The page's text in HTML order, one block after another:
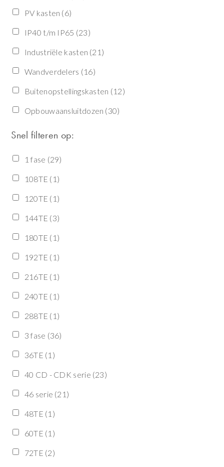
PV kasten (6)
IP40 t/m IP65 (23)
Industriële kasten (21)
Wandverdelers (16)
Buitenopstellingskasten (12)
Opbouwaansluitdozen (30)
Snel filteren op:
1 fase (29)
108TE (1)
120TE (1)
144TE (3)
180TE (1)
192TE (1)
216TE (1)
240TE (1)
288TE (1)
3 fase (36)
36TE (1)
40 CD - CDK serie (23)
46 serie (21)
48TE (1)
60TE (1)
72TE (2)